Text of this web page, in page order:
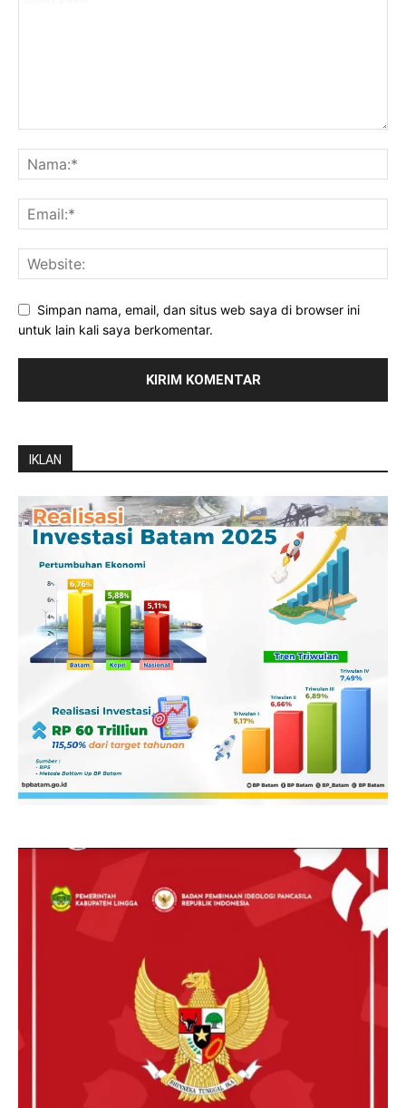
Simpan nama, email, dan situs web saya di browser ini
untuk lain kali saya berkomentar.
IKLAN